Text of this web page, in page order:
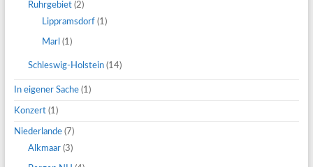
Ruhrgebiet(2)
Lippramsdorf(1)
Marl (1)
Schleswig-Holstein(14)
In eigener Sache(1)
Konzert(1)
Niederlande(7)
Alkmaar(3)